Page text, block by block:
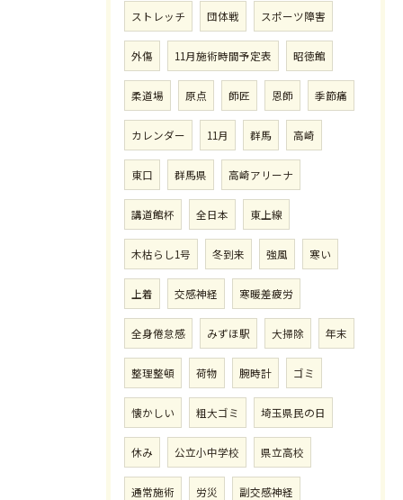
ストレッチ 団体戦 スポーツ障害
外傷 11月施術時間予定表 昭徳館
柔道場 原点 師匠 恩師 季節痛
カレンダー 11月 群馬 高崎
東口 群馬県 高崎アリーナ
講道館杯 全日本 東上線
木枯らし1号 冬到来 強風 寒い
上着 交感神経 寒暖差疲労
全身倦怠感 みずほ駅 大掃除 年末
整理整頓 荷物 腕時計 ゴミ
懐かしい 粗大ゴミ 埼玉県民の日
休み 公立小中学校 県立高校
通常施術 労災 副交感神経